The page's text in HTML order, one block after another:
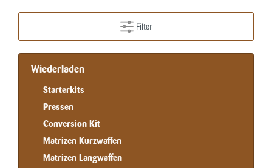
Filter
Wiederladen
Starterkits
Pressen
Conversion Kit
Matrizen Kurzwaffen
Matrizen Langwaffen